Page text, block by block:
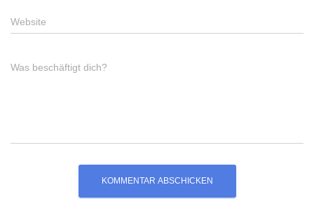
Website
Was beschäftigt dich?